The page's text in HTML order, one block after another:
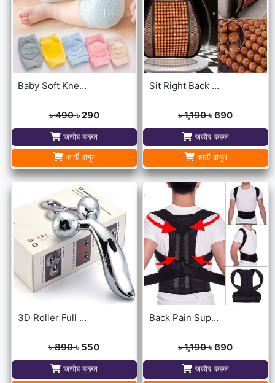
Baby Soft Knee Pads for Safety - Multicolor
৳ 490৳ 290
অর্ডার করুন
কার্টে রাখুন
Sit Right Back Support For Any Kind Of Chair High Quality
৳ 1,190৳ 690
অর্ডার করুন
কার্টে রাখুন
3D Roller Full Body Massager
৳ 890৳ 550
অর্ডার করুন
Back Pain Support Belt For Men & Womens
৳ 1,190৳ 690
অর্ডার করুন